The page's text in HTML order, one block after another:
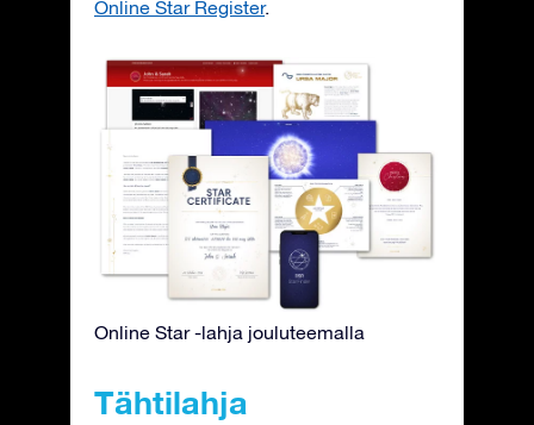
Online Star Register.
Online Star -lahja jouluteemalla
Tähtilahja